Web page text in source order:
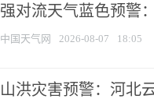
强对流天气蓝色预警
中国天气网 2026-08-07 18:05
山洪灾害预警：河北